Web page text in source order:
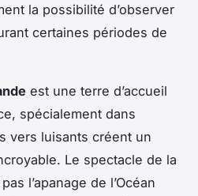
la possibilité d’observer
certaines périodes de
est une terre d’accueil
spécialement dans
vers luisants créent un
Le spectacle de la
l’apanage de l’Océan